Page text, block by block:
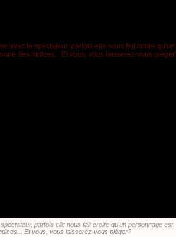
parfois elle nous fait croire qu'un personnage est
Et vous, vous laisserez-vous piéger?